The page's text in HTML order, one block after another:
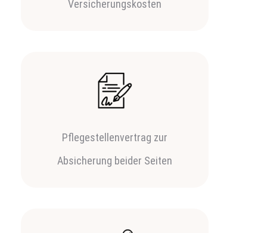
Versicherungskosten
Pflegestellenvertrag zur
Absicherung beider Seiten